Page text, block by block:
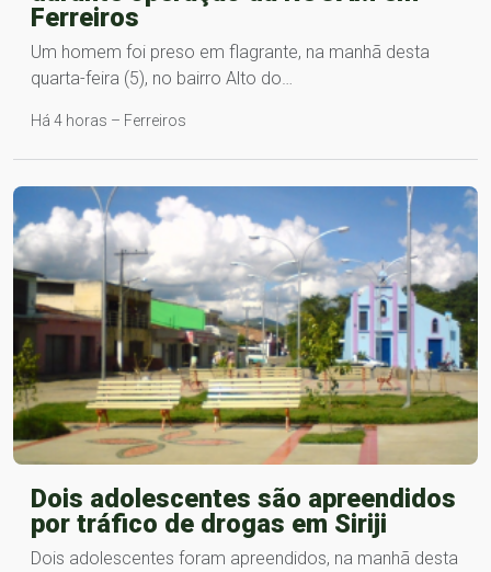
Ferreiros
Um homem foi preso em flagrante, na manhã desta
quarta-feira (5), no bairro Alto do…
Há 4 horas – Ferreiros
Dois adolescentes são apreendidos
por tráfico de drogas em Siriji
Dois adolescentes foram apreendidos, na manhã desta